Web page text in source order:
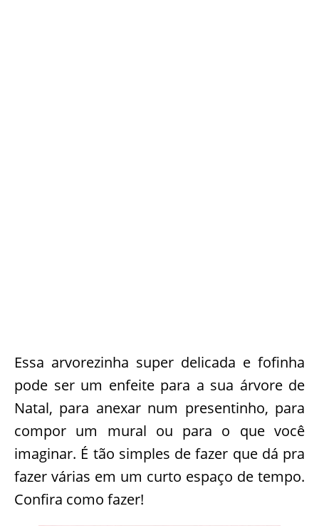
Essa arvorezinha super delicada e fofinha
pode ser um enfeite para a sua árvore de
Natal, para anexar num presentinho, para
compor um mural ou para o que você
imaginar. É tão simples de fazer que dá pra
fazer várias em um curto espaço de tempo.
Confira como fazer!